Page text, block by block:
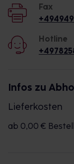
Fax
Hotline
Infos zu
Lieferkosten
ab 0,00 €